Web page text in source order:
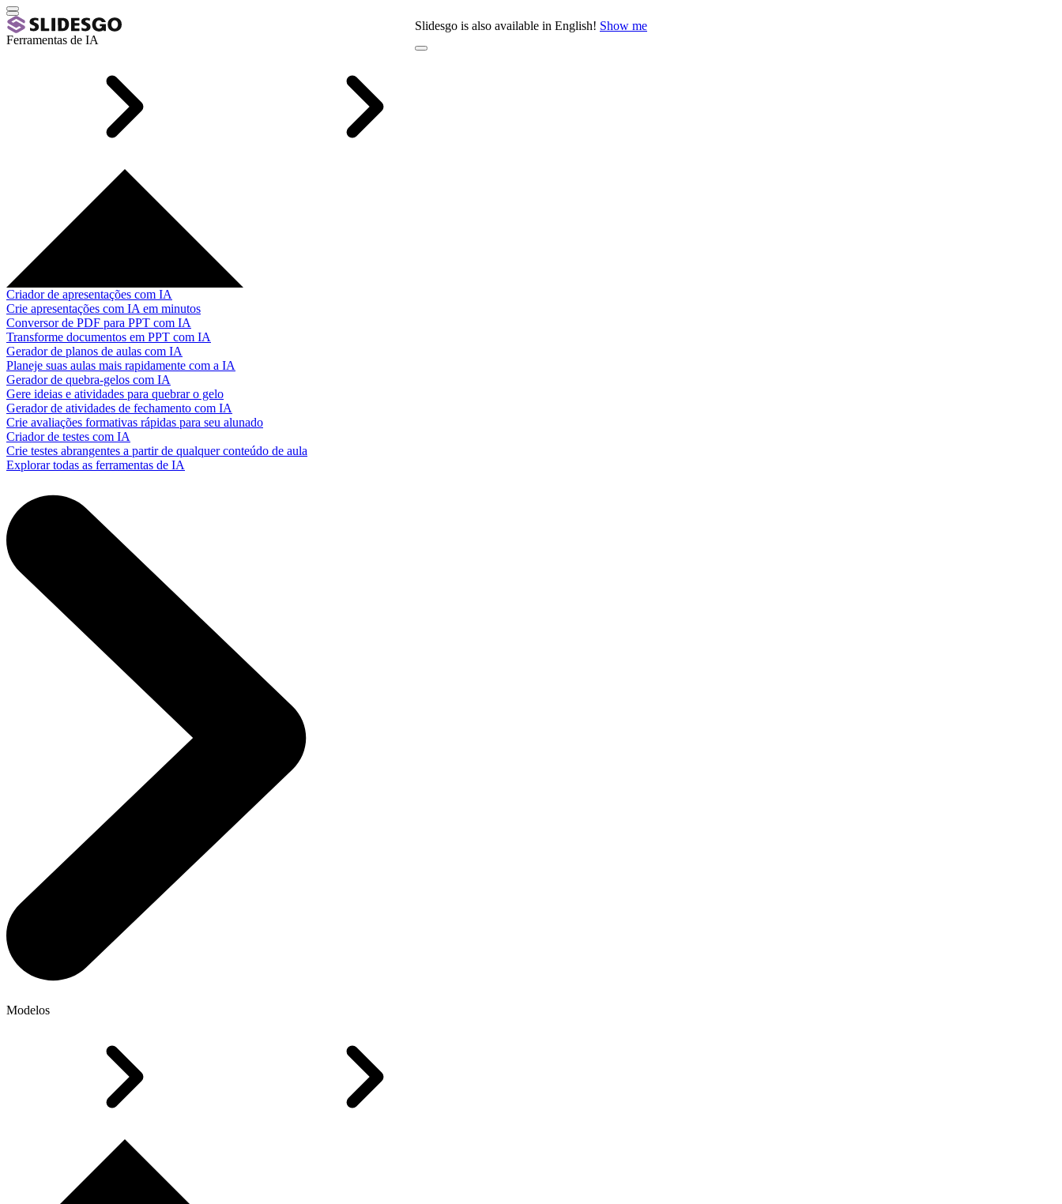
Slidesgo is also available in English! Show me
Ferramentas de IA
Criador de apresentações com IA
Crie apresentações com IA em minutos
Conversor de PDF para PPT com IA
Transforme documentos em PPT com IA
Gerador de planos de aulas com IA
Planeje suas aulas mais rapidamente com a IA
Gerador de quebra-gelos com IA
Gere ideias e atividades para quebrar o gelo
Gerador de atividades de fechamento com IA
Crie avaliações formativas rápidas para seu alunado
Criador de testes com IA
Crie testes abrangentes a partir de qualquer conteúdo de aula
Explorar todas as ferramentas de IA
Modelos